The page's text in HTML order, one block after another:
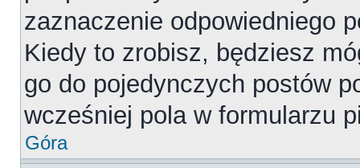
zaznaczenie odpowiedniego
Kiedy to zrobisz, będziesz
go do pojedynczych postów
wcześniej pola w formularzu
Góra